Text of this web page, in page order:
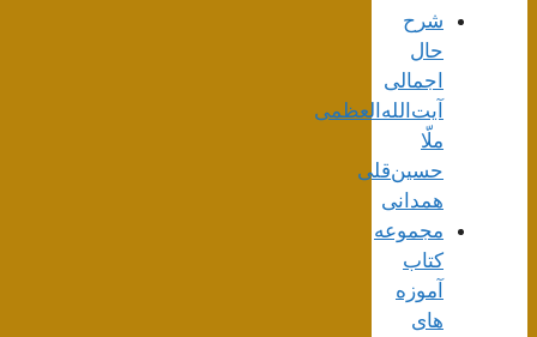
شرح
حال
اجمالی
آیت‌الله‌العظمی
ملّا
حسین‌قلی
همدانی
مجموعه
کتاب
آموزه
های